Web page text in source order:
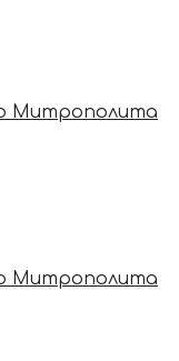
Митрополита
Митрополита